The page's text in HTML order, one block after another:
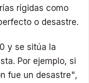
rígidas como
o desastre.
y se sitúa la
Por ejemplo, si
fue un desastre",